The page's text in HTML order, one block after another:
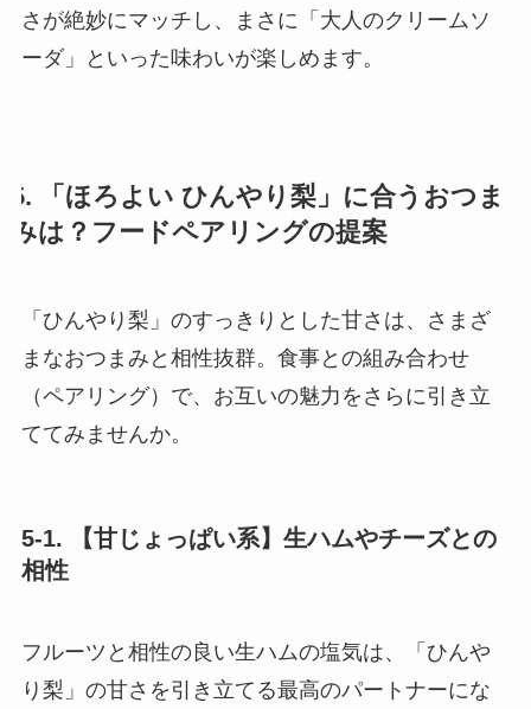
さが絶妙にマッチし、まさに「大人のクリームソ
ーダ」といった味わいが楽しめます。
5. 「ほろよい ひんやり梨」に合うおつま
みは？フードペアリングの提案
「ひんやり梨」のすっきりとした甘さは、さまざ
まなおつまみと相性抜群。食事との組み合わせ
（ペアリング）で、お互いの魅力をさらに引き立
ててみませんか。
5-1. 【甘じょっぱい系】生ハムやチーズとの
相性
フルーツと相性の良い生ハムの塩気は、「ひんや
り梨」の甘さを引き立てる最高のパートナーにな